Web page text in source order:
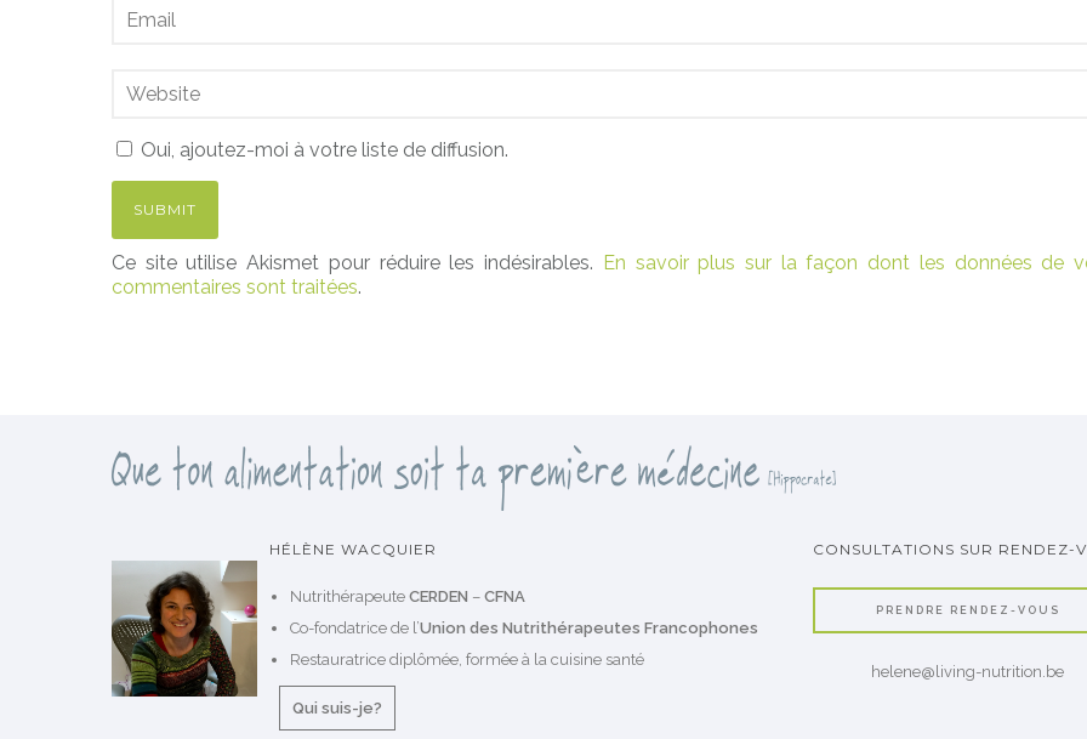
Oui, ajoutez-moi à votre liste de diffusion.
Ce site utilise Akismet pour réduire les indésirables. En savoir plus sur la façon dont les données de
commentaires sont traitées.
HÉLÈNE WACQUIER
Nutrithérapeute CERDEN – CFNA
Co-fondatrice de l’Union des Nutrithérapeutes Francophones
Restauratrice diplômée, formée à la cuisine santé
Qui suis-je?
CONSULTATIONS SUR RENDEZ-
PRENDRE RENDEZ-VOUS
helene@living-nutrition.be